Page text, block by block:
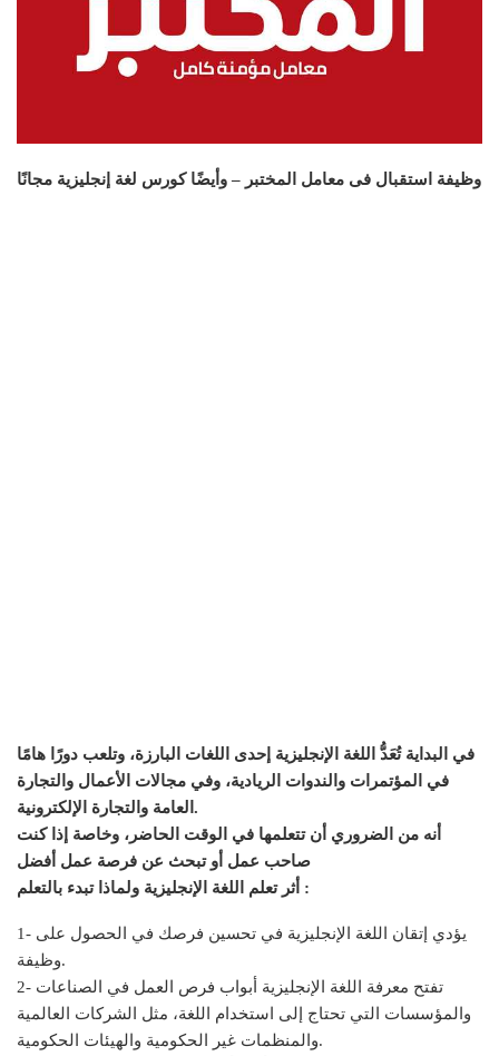
وظيفة استقبال فى معامل المختبر – وأيضًا كورس لغة إنجليزية مجانًا
في البداية تُعَدُّ اللغة الإنجليزية إحدى اللغات البارزة، وتلعب دورًا هامًا
في المؤتمرات والندوات الريادية، وفي مجالات الأعمال والتجارة
العامة والتجارة الإلكترونية.
أنه من الضروري أن تتعلمها في الوقت الحاضر، وخاصة إذا كنت
صاحب عمل أو تبحث عن فرصة عمل أفضل
أثر تعلم اللغة الإنجليزية ولماذا تبدء بالتعلم :
1- يؤدي إتقان اللغة الإنجليزية في تحسين فرصك في الحصول على
وظيفة.
2- تفتح معرفة اللغة الإنجليزية أبواب فرص العمل في الصناعات
والمؤسسات التي تحتاج إلى استخدام اللغة، مثل الشركات العالمية
والمنظمات غير الحكومية والهيئات الحكومية.